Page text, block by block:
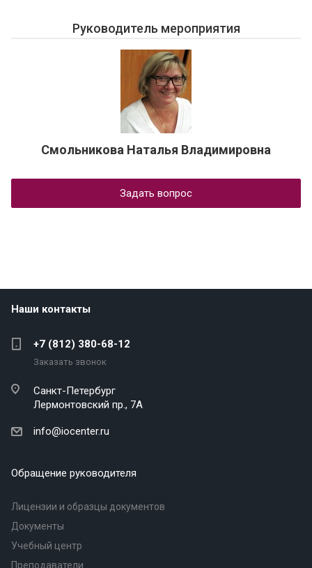
Руководитель мероприятия
Смольникова Наталья Владимировна
Задать вопрос
Наши контакты
+7 (812) 380-68-12
Заказать звонок
Санкт-Петербург
Лермонтовский пр., 7А
info@iocenter.ru
Обращение руководителя
Лицензии и образцы документов
Документы
Учебный центр
Преподаватели